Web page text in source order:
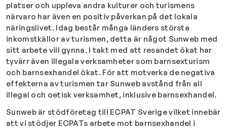
platser och uppleva andra kulturer och turismens
närvaro har även en positiv påverkan på det lokala
näringslivet. Idag består många länders största
inkomstkällor av turismen, detta är något Sunweb med
sitt arbete vill gynna. I takt med att resandet ökat har
tyvärr även illegala verksamheter som barnsexturism
och barnsexhandel ökat. För att motverka de negativa
effekterna av turismen tar Sunweb avstånd från all
illegal och oetisk verksamhet, inklusive barnsexhandel.
Sunweb är stödföretag till ECPAT Sverige vilket innebär
att vi stödjer ECPATs arbete mot barnsexhandel i